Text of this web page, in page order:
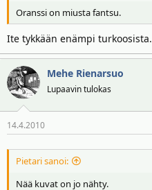
Oranssi on miusta fantsu.
Ite tykkään enämpi turkoosista.
Mehe Rienarsuo
Lupaavin tulokas
14.4.2010
Pietari sanoi:
Nää kuvat on jo nähty.